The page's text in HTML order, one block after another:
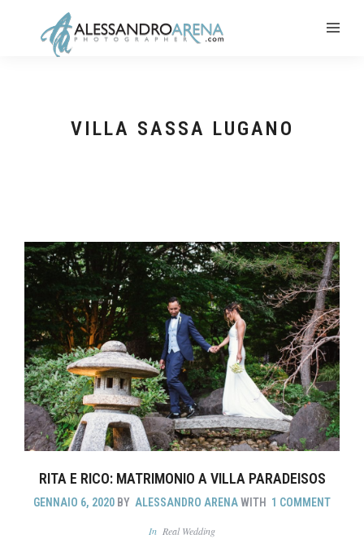
VILLA SASSA LUGANO
RITA E RICO: MATRIMONIO A VILLA PARADEISOS
GENNAIO 6, 2020 BY ALESSANDRO ARENAWITH 1 COMMENT
In Real Wedding